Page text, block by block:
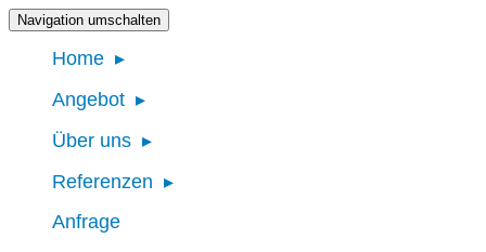
Navigation umschalten
Home
Angebot
Über uns
Referenzen
Anfrage